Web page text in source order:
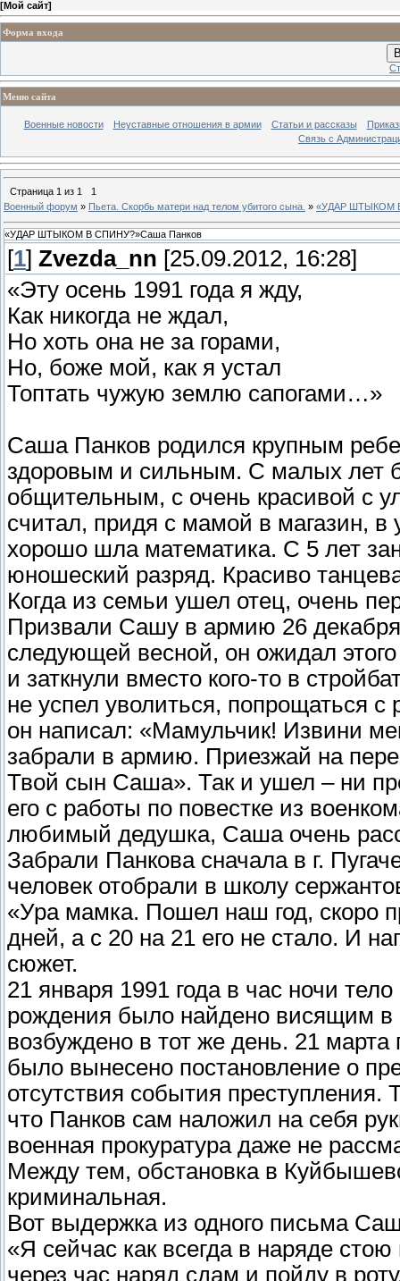
[Мой сайт]
Форма входа
Меню сайта
Военные новости Неуставные отношения в армии Статьи и рассказы
Связь с
Страница 1 из 1
1
Военный форум » Пьета. Скорбь матери над телом убитого сына. » «УДАР ШТЫКОМ
«УДАР ШТЫКОМ В СПИНУ?»Саша Панков
[1] Zvezda_nn [25.09.2012, 16:28]
«Эту осень 1991 года я жду,
Как никогда не ждал,
Но хоть она не за горами,
Но, боже мой, как я устал
Топтать чужую землю сапогами…»
Саша Панков родился крупным
здоровым и сильным. С малых лет
общительным, с очень красивой с
считал, придя с мамой в магазин,
хорошо шла математика. С 5 лет
юношеский разряд. Красиво
Когда из семьи ушел отец, очень
Призвали Сашу в армию 26
следующей весной, он ожидал
и заткнули вместо кого-то в
не успел уволиться, попрощаться
он написал: «Мамульчик! Извини
забрали в армию. Приезжай на
Твой сын Саша». Так и ушел – ни
его с работы по повестке из
любимый дедушка, Саша очень
Забрали Панкова сначала в г.
человек отобрали в школу
«Ура мамка. Пошел наш год, скоро
дней, а с 20 на 21 его не стало. И
сюжет.
21 января 1991 года в час ночи
рождения было найдено висящим
возбуждено в тот же день. 21 марта
было вынесено постановление о
отсутствия события преступления.
что Панков сам наложил на себя
военная прокуратура даже не
Между тем, обстановка в
криминальная.
Вот выдержка из одного письма
«Я сейчас как всегда в наряде
через час наряд сдам и пойду в